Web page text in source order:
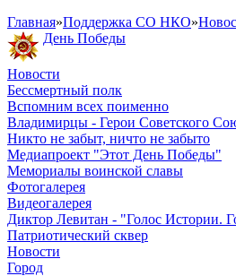
Главная»Поддержка СО НКО»
День Победы
Новости
Бессмертный полк
Вспомним всех поименно
Владимирцы - Герои Советского
Никто не забыт, ничто не забыто
Медиапроект "Этот День Победы"
Мемориалы воинской славы
Фотогалерея
Видеогалерея
Диктор Левитан - "Голос Истории.
Патриотический сквер
Новости
Город